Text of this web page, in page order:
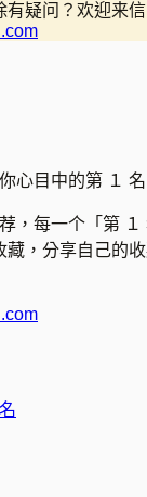
疑问？欢迎来信
心目中的第 １ 名
，每一个「第 １
，分享自己的收